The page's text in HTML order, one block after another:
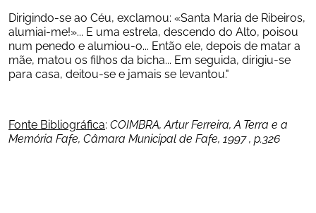
Dirigindo-se ao Céu, exclamou: «Santa Maria de Ribeiros,
alumiai-me!»... E uma estrela, descendo do Alto, poisou
num penedo e alumiou-o... Então ele, depois de matar a
mãe, matou os filhos da bicha... Em seguida, dirigiu-se
para casa, deitou-se e jamais se levantou."
Fonte Bibliográfica: COIMBRA, Artur Ferreira, A Terra e a
Memória Fafe, Câmara Municipal de Fafe, 1997 , p.326